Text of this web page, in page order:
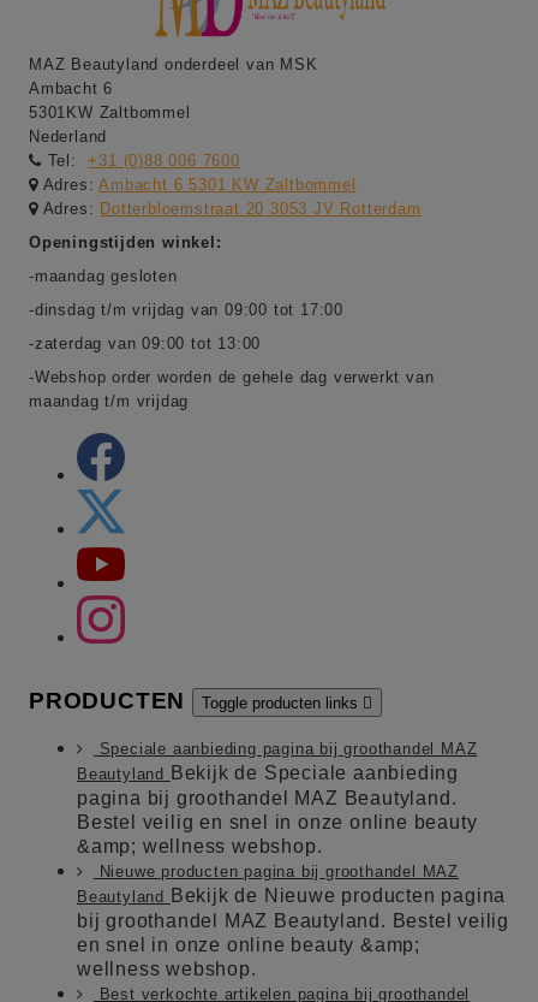
MAZ Beautyland onderdeel van MSK
Ambacht 6
5301KW Zaltbommel
Nederland
Tel:
+31 (0)88 006 7600
Adres:Ambacht 6 5301 KW Zaltbommel
Adres: Dotterbloemstraat 20 3053 JV Rotterdam
Openingstijden winkel:
-maandag gesloten
-dinsdag t/m vrijdag van 09:00 tot 17:00
-zaterdag van 09:00 tot 13:00
-Webshop order worden de gehele dag verwerkt van
maandag t/m vrijdag
PRODUCTEN Toggle producten links 
Speciale aanbieding pagina bij groothandel MAZ
Beautyland Bekijk de Speciale aanbieding
pagina bij groothandel MAZ Beautyland.
Bestel veilig en snel in onze online beauty
&amp; wellness webshop.
Nieuwe producten pagina bij groothandel MAZ
Beautyland Bekijk de Nieuwe producten pagina
bij groothandel MAZ Beautyland. Bestel veilig
en snel in onze online beauty &amp;
wellness webshop.
Best verkochte artikelen pagina bij groothandel